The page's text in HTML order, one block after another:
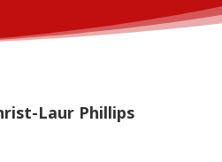
Laur Phillips